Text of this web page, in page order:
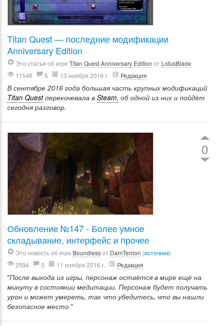
Titan Quest — последние модификации
Anniversary Edition
Это статья об игре Titan Quest Anniversary Edition от LotusBlade
11546
5 13 ноября 2016 г. Редакция
В сентябре 2016 года большая часть крупных модификаций
Titan Questперекочевала в Steam, об одной из них и пойдёт
сегодня разговор.
0
Обновление №147 - Более умное
складывание, интерфейс и прочее
Это новость об игре Boundlessот DamTerrion (источник)
2594
0 11 ноября 2016 г. Редакция
"После выхода из игры, персонаж остаётся в мире ещё на
минуту в состоянии медитации. Персонаж будет получать
урон и может умереть, так что убедитесь, что вы нашли
безопасное место."